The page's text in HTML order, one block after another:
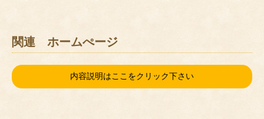
関連 ホームぺージ
内容説明はここをクリック下さい